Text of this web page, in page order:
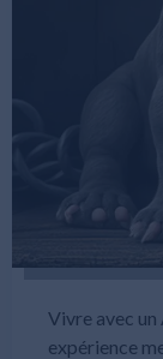
Vivre avec
expérience